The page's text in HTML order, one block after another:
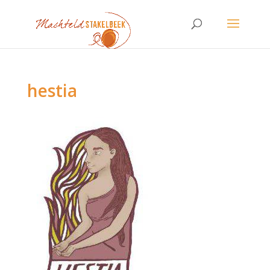
hestia